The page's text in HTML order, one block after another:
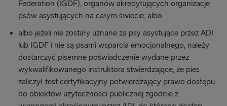
Federation (IGDF), organów akredytujących organizacje
psów asystujących na całym świecie; albo
albo jeżeli nie zostały uznane za psy asystujące przez ADI
lub IGDF i nie są psami wsparcia emocjonalnego, należy
dostarczyć pisemne poświadczenie wydane przez
wykwalifikowanego instruktora stwierdzające, że pies
zaliczył test certyfikacyjny potwierdzający prawo dostępu
do obiektów użyteczności publicznej zgodnie z